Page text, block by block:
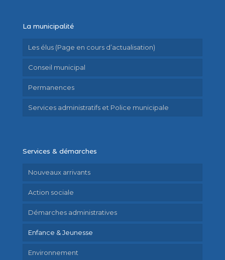
La municipalité
Les élus (Page en cours d’actualisation)
Conseil municipal
Permanences
Services administratifs et Police municipale
Services & démarches
Nouveaux arrivants
Action sociale
Démarches administratives
Enfance & Jeunesse
Environnement